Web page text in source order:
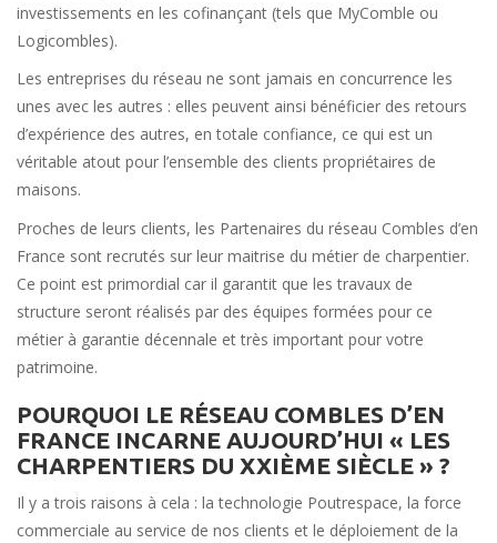
investissements en les cofinançant (tels que MyComble ou
Logicombles).
Les entreprises du réseau ne sont jamais en concurrence les
unes avec les autres : elles peuvent ainsi bénéficier des retours
d’expérience des autres, en totale confiance, ce qui est un
véritable atout pour l’ensemble des clients propriétaires de
maisons.
Proches de leurs clients, les Partenaires du réseau Combles d’en
France sont recrutés sur leur maitrise du métier de charpentier.
Ce point est primordial car il garantit que les travaux de
structure seront réalisés par des équipes formées pour ce
métier à garantie décennale et très important pour votre
patrimoine.
POURQUOI LE RÉSEAU COMBLES D’EN
FRANCE INCARNE AUJOURD’HUI « LES
CHARPENTIERS DU XXIÈME SIÈCLE » ?
Il y a trois raisons à cela : la technologie Poutrespace, la force
commerciale au service de nos clients et le déploiement de la